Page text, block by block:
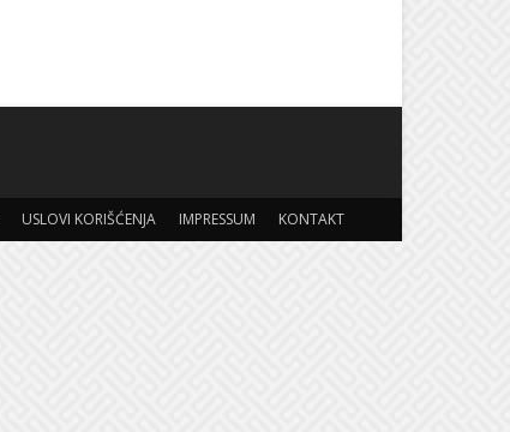
USLOVI KORIŠĆENJA IMPRESSUM KONTAKT